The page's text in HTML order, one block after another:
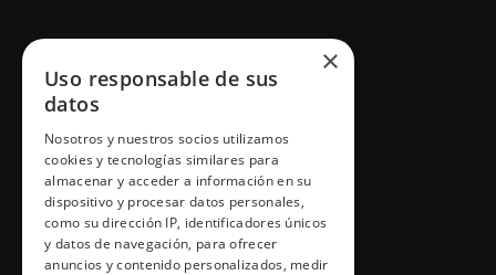
GRUPO ESNECA TV
Inicio
Información Legal
Política de Cookies
×
Uso responsable de sus
datos
Nosotros y nuestros socios utilizamos
cookies y tecnologías similares para
almacenar y acceder a información en su
dispositivo y procesar datos personales,
como su dirección IP, identificadores únicos
y datos de navegación, para ofrecer
anuncios y contenido personalizados, medir